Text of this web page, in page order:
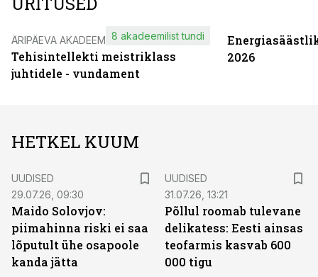
ÄRIPÄEVA AKADEEMIA
Tehisintellekti meistriklass
juhtidele - vundament
8 akadeemilist tundi
2026
HETKEL KUUM
UUDISED
29.07.26, 09:30
Maido Solovjov:
piimahinna riski ei saa
lõputult ühe osapoole
kanda jätta
UUDISED
31.07.26, 13:21
Põllul roomab tulevane
delikatess: Eesti ainsas
teofarmis kasvab 600
000 tigu